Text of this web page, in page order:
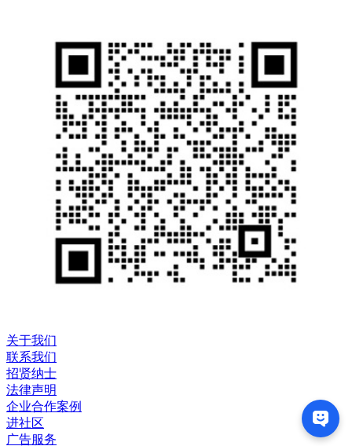
关于我们
联系我们
招贤纳士
法律声明
企业合作案例
进社区
广告服务